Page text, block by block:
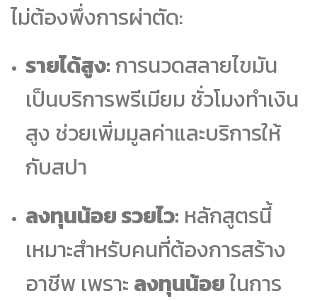
ไม่ต้องพึ่งการผ่าตัด:
รายได้สูง: การนวดสลายไขมัน
เป็นบริการพรีเมียม ชั่วโมงทำเงิน
สูง ช่วยเพิ่มมูลค่าและบริการให้
กับสปา
ลงทุนน้อย รวยไว: หลักสูตรนี้
เหมาะสำหรับคนที่ต้องการสร้าง
อาชีพ เพราะ ลงทุนน้อยในการ